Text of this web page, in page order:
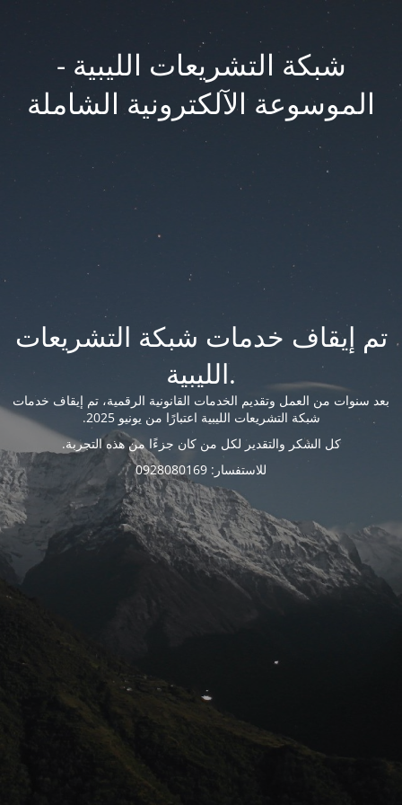
شبكة التشريعات الليبية -
الموسوعة الآلكترونية الشاملة
تم إيقاف خدمات شبكة التشريعات
الليبية.
بعد سنوات من العمل وتقديم الخدمات القانونية الرقمية، تم إيقاف خدمات
شبكة التشريعات الليبية اعتبارًا من يونيو 2025.
كل الشكر والتقدير لكل من كان جزءًا من هذه التجربة.
للاستفسار: 0928080169